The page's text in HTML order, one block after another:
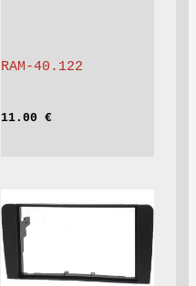
RAM-40.122
11.00 €